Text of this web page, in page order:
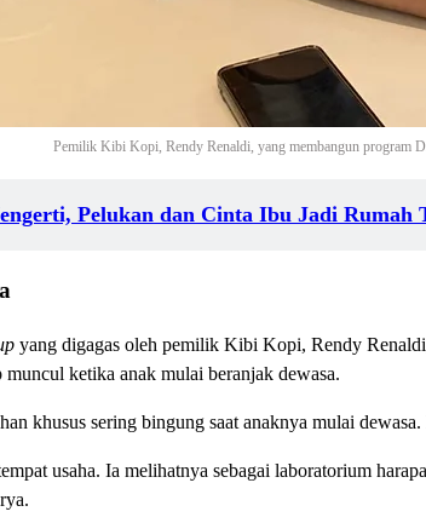
Pemilik Kibi Kopi, Rendy Renaldi, yang membangun program
Pelukan dan Cinta Ibu Jadi Rumah
yang digagas oleh pemilik Kibi Kopi, Rendy
ketika anak mulai beranjak dewasa.
khusus sering bingung saat anaknya mulai
usaha. Ia melihatnya sebagai laboratorium